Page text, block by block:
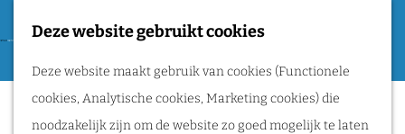
Deze website gebruikt cookies
Deze website maakt gebruik van cookies (Functionele
cookies, Analytische cookies, Marketing cookies) die
noodzakelijk zijn om de website zo goed mogelijk te laten
a
F
a
v
o
M
e
n
Routes
Wandelen